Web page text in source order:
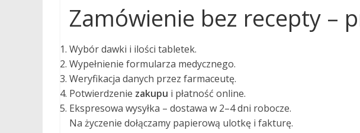
Zamówienie bez recepty –
Wybór dawki i ilości tabletek.
Wypełnienie formularza medycznego.
Weryfikacja danych przez farmaceutę.
Potwierdzenie zakupu i płatność online.
Ekspresowa wysyłka – dostawa w 2–4 dni robocze.
Na życzenie dołączamy papierową ulotkę i fakturę.